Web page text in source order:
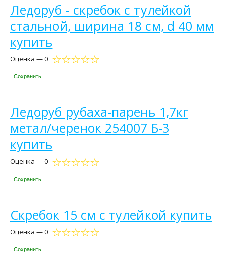
Ледоруб - скребок с тулейкой
стальной, ширина 18 см, d 40 мм
купить
Оценка — 0
Сохранить
Ледоруб рубаха-парень 1,7кг
метал/черенок 254007 Б-3
купить
Оценка — 0
Сохранить
Скребок 15 см с тулейкой купить
Оценка — 0
Сохранить